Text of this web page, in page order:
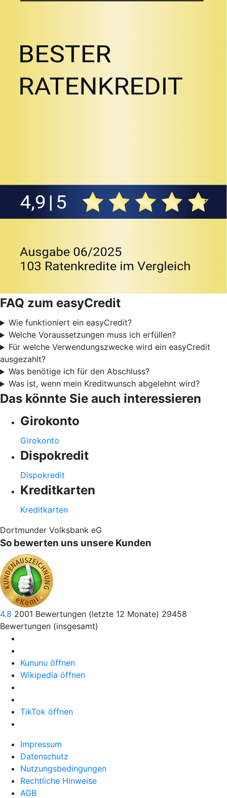
FAQ zum easyCredit
Wie funktioniert ein easyCredit?
Welche Voraussetzungen muss ich erfüllen?
Für welche Verwendungszwecke wird ein easyCredit
ausgezahlt?
Was benötige ich für den Abschluss?
Was ist, wenn mein Kreditwunsch abgelehnt wird?
Das könnte Sie auch interessieren
Girokonto
Girokonto
Dispokredit
Dispokredit
Kreditkarten
Kreditkarten
Dortmunder Volksbank eG
So bewerten uns unsere Kunden
4.8 2001 Bewertungen (letzte 12 Monate) 29458
Bewertungen (insgesamt)
Kununu öffnen
Wikipedia öffnen
TikTok öffnen
Impressum
Datenschutz
Nutzungsbedingungen
Rechtliche Hinweise
AGB